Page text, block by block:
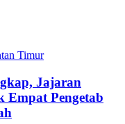
Timur
Jajaran
Pengetab